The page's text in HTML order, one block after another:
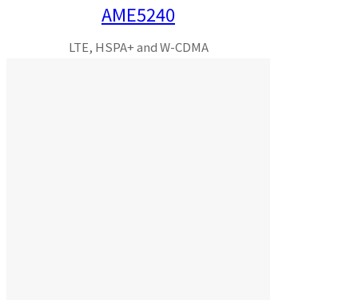
AME5240
LTE, HSPA+ and W-CDMA